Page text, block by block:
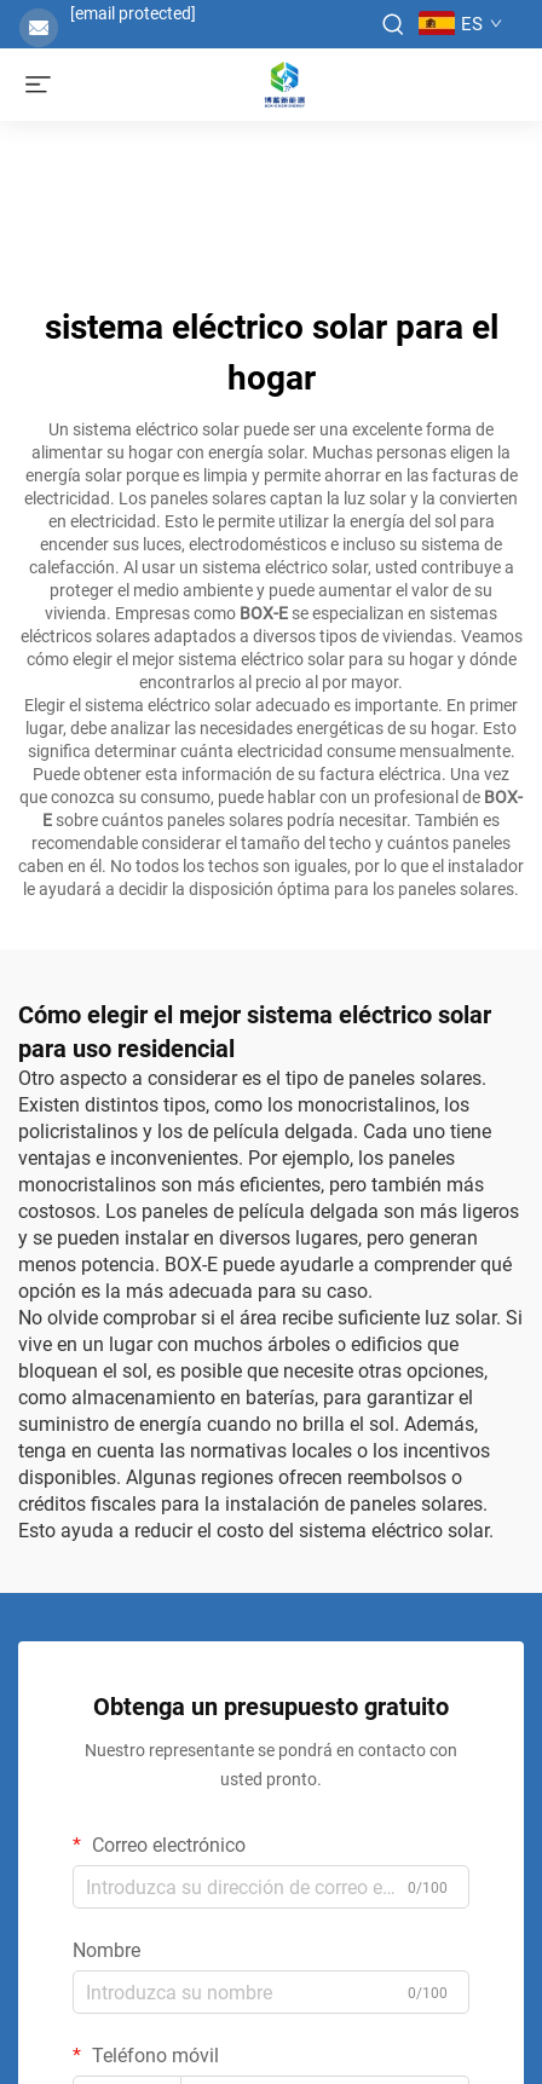
[email protected] ES
sistema eléctrico solar para el
hogar
Un sistema eléctrico solar puede ser una excelente forma de
alimentar su hogar con energía solar. Muchas personas eligen la
energía solar porque es limpia y permite ahorrar en las facturas de
electricidad. Los paneles solares captan la luz solar y la convierten
en electricidad. Esto le permite utilizar la energía del sol para
encender sus luces, electrodomésticos e incluso su sistema de
calefacción. Al usar un sistema eléctrico solar, usted contribuye a
proteger el medio ambiente y puede aumentar el valor de su
vivienda. Empresas como BOX-E se especializan en sistemas
eléctricos solares adaptados a diversos tipos de viviendas. Veamos
cómo elegir el mejor sistema eléctrico solar para su hogar y dónde
encontrarlos al precio al por mayor.
Elegir el sistema eléctrico solar adecuado es importante. En primer
lugar, debe analizar las necesidades energéticas de su hogar. Esto
significa determinar cuánta electricidad consume mensualmente.
Puede obtener esta información de su factura eléctrica. Una vez
que conozca su consumo, puede hablar con un profesional de BOX-
E sobre cuántos paneles solares podría necesitar. También es
recomendable considerar el tamaño del techo y cuántos paneles
caben en él. No todos los techos son iguales, por lo que el instalador
le ayudará a decidir la disposición óptima para los paneles solares.
Cómo elegir el mejor sistema eléctrico solar
para uso residencial
Otro aspecto a considerar es el tipo de paneles solares.
Existen distintos tipos, como los monocristalinos, los
policristalinos y los de película delgada. Cada uno tiene
ventajas e inconvenientes. Por ejemplo, los paneles
monocristalinos son más eficientes, pero también más
costosos. Los paneles de película delgada son más ligeros
y se pueden instalar en diversos lugares, pero generan
menos potencia. BOX-E puede ayudarle a comprender qué
opción es la más adecuada para su caso.
No olvide comprobar si el área recibe suficiente luz solar. Si
vive en un lugar con muchos árboles o edificios que
bloquean el sol, es posible que necesite otras opciones,
como almacenamiento en baterías, para garantizar el
suministro de energía cuando no brilla el sol. Además,
tenga en cuenta las normativas locales o los incentivos
disponibles. Algunas regiones ofrecen reembolsos o
créditos fiscales para la instalación de paneles solares.
Esto ayuda a reducir el costo del sistema eléctrico solar.
Obtenga un presupuesto gratuito
Nuestro representante se pondrá en contacto con
usted pronto.
Correo electrónico
0/100
Nombre
0/100
Teléfono móvil